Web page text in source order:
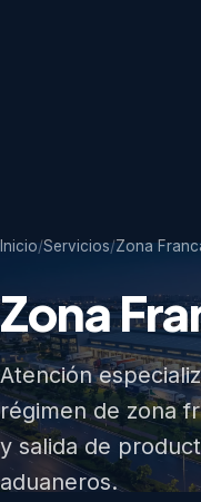
Inicio/Servicios/Zona
Zona
Atención
régimen de zona
y salida de
aduaneros.